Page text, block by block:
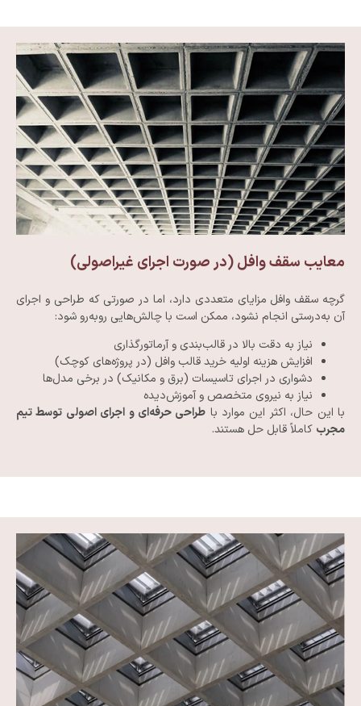
معایب سقف وافل (در صورت اجرای غیراصولی)
گرچه سقف وافل مزایای متعددی دارد، اما در صورتی که طراحی و اجرای
آن به‌درستی انجام نشود، ممکن است با چالش‌هایی روبه‌رو شود:
نیاز به دقت بالا در قالب‌بندی و آرماتورگذاری
افزایش هزینه اولیه خرید قالب وافل (در پروژه‌های کوچک)
دشواری در اجرای تاسیسات (برق و مکانیک) در برخی مدل‌ها
نیاز به نیروی متخصص و آموزش‌دیده
با این حال، اکثر این موارد با طراحی حرفه‌ای و اجرای اصولی توسط تیم
مجربکاملاً قابل حل هستند.